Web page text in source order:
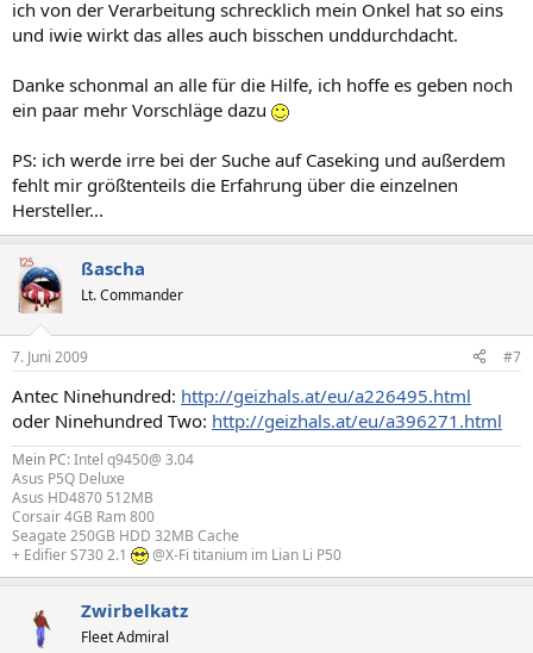
ich von der Verarbeitung schrecklich mein Onkel hat so eins
und iwie wirkt das alles auch bisschen unddurchdacht.
Danke schonmal an alle für die Hilfe, ich hoffe es geben noch
ein paar mehr Vorschläge dazu
PS: ich werde irre bei der Suche auf Caseking und außerdem
fehlt mir größtenteils die Erfahrung über die einzelnen
Hersteller...
ßascha
Lt. Commander
7. Juni 2009 #7
Antec Ninehundred: http://geizhals.at/eu/a226495.html
oder Ninehundred Two: http://geizhals.at/eu/a396271.html
Mein PC:Intel q9450@ 3.04
Asus P5Q Deluxe
Asus HD4870 512MB
Corsair 4GB Ram 800
Seagate 250GB HDD 32MB Cache
+ Edifier S730 2.1
@X-Fi titanium im Lian Li P50
Zwirbelkatz
Fleet Admiral